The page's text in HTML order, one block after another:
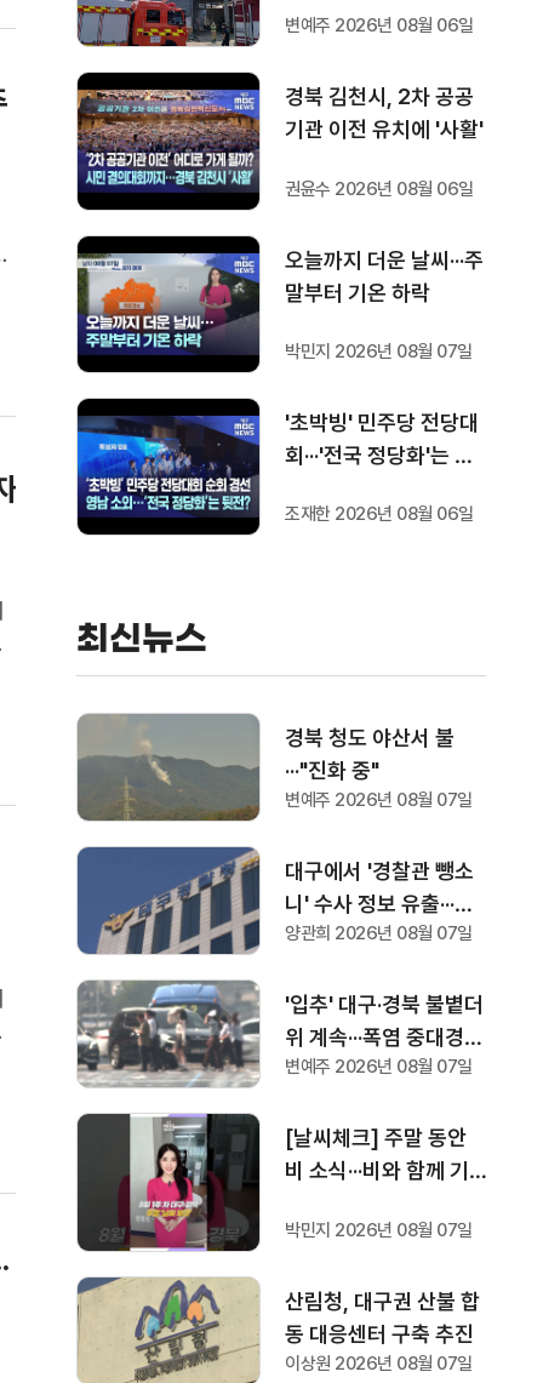
변예주 2026년 08월 06일
경북 김천시, 2차 공공
기관 이전 유치에 '사활'
권윤수 2026년 08월 06일
오늘까지 더운 날씨···주
말부터 기온 하락
박민지 2026년 08월 07일
'초박빙' 민주당 전당대
회···'전국 정당화'는 뒷
조재한 2026년 08월 06일
최신뉴스
경북 청도 야산서 불
···"진화 중"
변예주 2026년 08월 07일
대구에서 '경찰관 뺑소
니' 수사 정보 유출···대
구 경찰 "엄정 수사 중"
양관희 2026년 08월 07일
'입추' 대구·경북 불볕더
위 계속···폭염 중대경보
다시 발령
변예주 2026년 08월 07일
[날씨체크] 주말 동안
비 소식···비와 함께 기
져
박민지 2026년 08월 07일
산림청, 대구권 산불 합
동 대응센터 구축 추진
이상원 2026년 08월 07일